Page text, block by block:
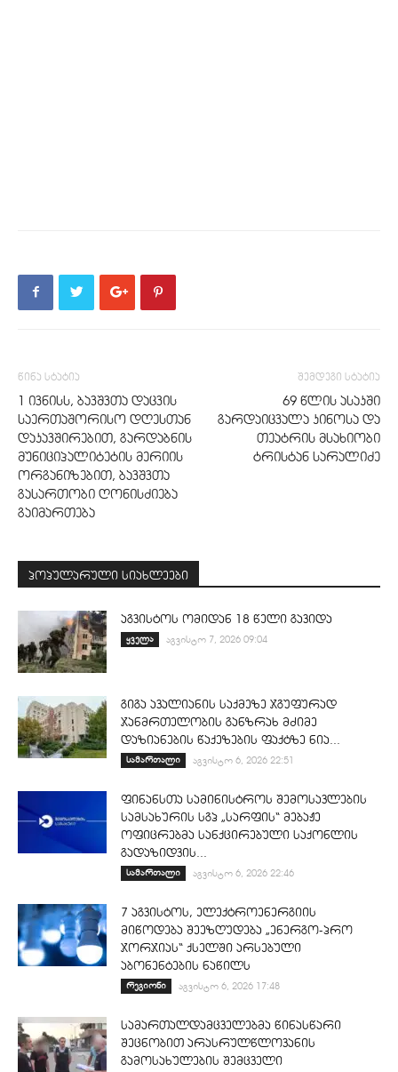
წინა სტატია
1 ივნისს, ბავშვთა დაცვის
საერთაშორისო დღესთან
დაკავშირებით, გარდაბნის
მუნიციპალიტეტის მერიის
ორგანიზებით, ბავშვთა
გასართობი ღონისძიება
გაიმართება
შემდეგი სტატია
69 წლის ასაკში
გარდაიცვალა კინოსა და
თეატრის მსახიობი
ტრისტან სარალიძე
პოპულარული სიახლეები
აგვისტოს ომიდან 18 წელი გავიდა
ყველა აგვისტო 7, 2026 09:04
გიგა ავალიანის საქმეზე ჯგუფურად
ჯანმრთელობის განზრახ მძიმე
დაზიანების წაქეზების ფაქტზე ნია...
სამართალი აგვისტო 6, 2026 22:51
ფინანსთა სამინისტროს შემოსავლების
სამსახურის სგპ „სარფის“ მებაჟე
ოფიცრებმა სანქცირებული საქონლის
გადაზიდვის...
სამართალი აგვისტო 6, 2026 22:46
7 აგვისტოს, ელექტროენერგიის
მიწოდება შეეზღუდება „ენერგო-პრო
ჯორჯიას“ ქსელში არსებული
აბონენტების ნაწილს
რეგიონი აგვისტო 6, 2026 17:48
სამართალდამცველებმა წინასწარი
შეცნობით არასრულწლოვანის
გამოსახულების შემცველი